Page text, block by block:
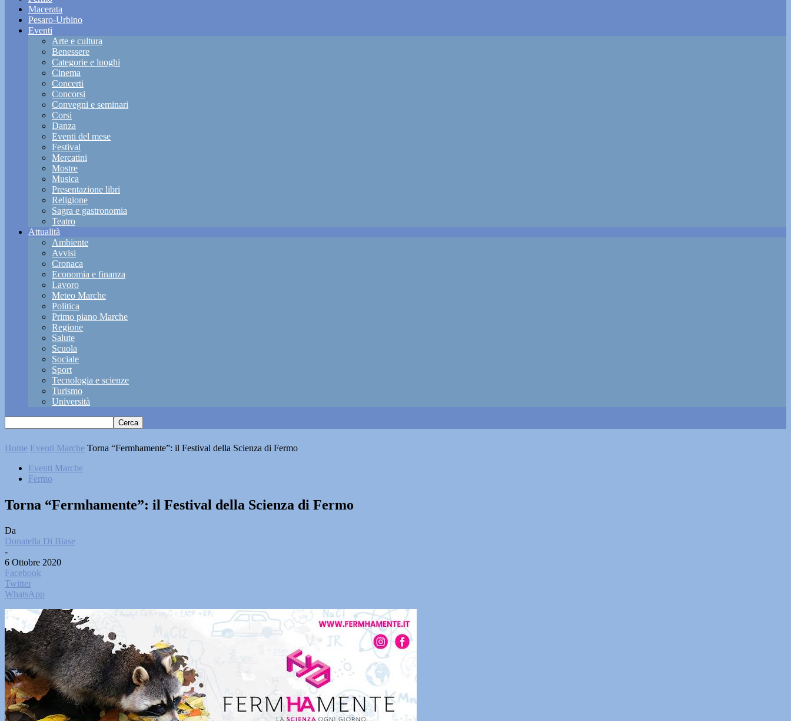
Macerata
Pesaro-Urbino
Eventi
Arte e cultura
Benessere
Categorie e luoghi
Cinema
Concerti
Concorsi
Convegni e seminari
Corsi
Danza
Eventi del mese
Festival
Mercatini
Mostre
Musica
Presentazione libri
Religione
Sagra e gastronomia
Teatro
Attualità
Ambiente
Avvisi
Cronaca
Economia e finanza
Lavoro
Meteo Marche
Politica
Primo piano Marche
Regione
Salute
Scuola
Sociale
Sport
Tecnologia e scienze
Turismo
Università
Home Eventi Marche Torna “Fermhamente”: il Festival della Scienza di Fermo
Eventi Marche
Fermo
Torna “Fermhamente”: il Festival della Scienza di Fermo
Da
Donatella Di Biase
-
6 Ottobre 2020
Facebook
Twitter
WhatsApp